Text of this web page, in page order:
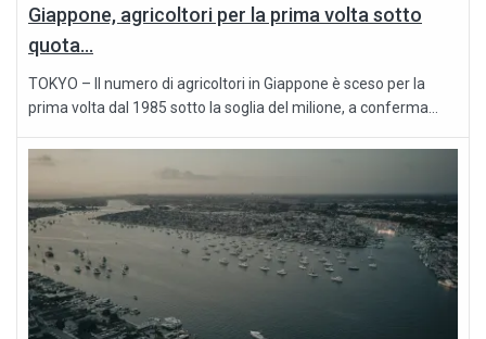
Giappone, agricoltori per la prima volta sotto
quota...
TOKYO – Il numero di agricoltori in Giappone è sceso per la
prima volta dal 1985 sotto la soglia del milione, a conferma...